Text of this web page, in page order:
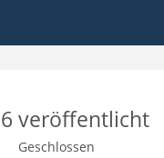
veröffentlicht
Geschlossen